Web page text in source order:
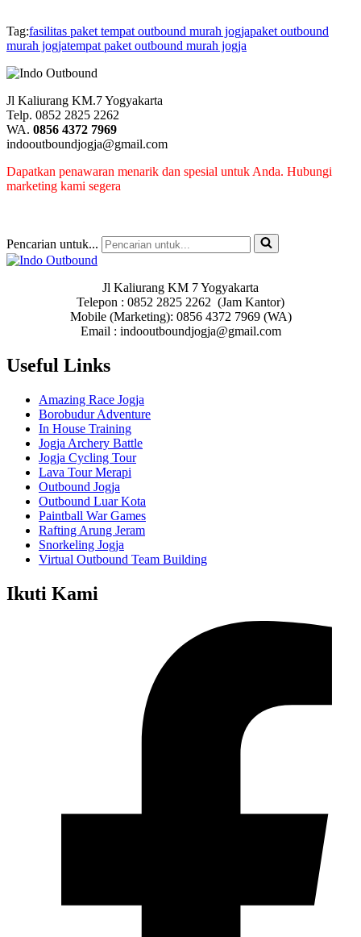
Tag:fasilitas paket tempat outbound murah jogjapaket outbound
murah jogjatempat paket outbound murah jogja
Jl Kaliurang KM.7 Yogyakarta
Telp. 0852 2825 2262
WA. 0856 4372 7969
indooutboundjogja@gmail.com
Dapatkan penawaran menarik dan spesial untuk Anda. Hubungi
marketing kami segera
Pencarian untuk...
Jl Kaliurang KM 7 Yogyakarta
Telepon : 0852 2825 2262 (Jam Kantor)
Mobile (Marketing): 0856 4372 7969 (WA)
Email : indooutboundjogja@gmail.com
Useful Links
Amazing Race Jogja
Borobudur Adventure
In House Training
Jogja Archery Battle
Jogja Cycling Tour
Lava Tour Merapi
Outbound Jogja
Outbound Luar Kota
Paintball War Games
Rafting Arung Jeram
Snorkeling Jogja
Virtual Outbound Team Building
Ikuti Kami